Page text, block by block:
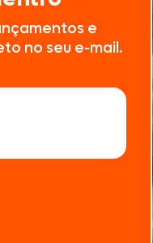
e
no seu e-mail.